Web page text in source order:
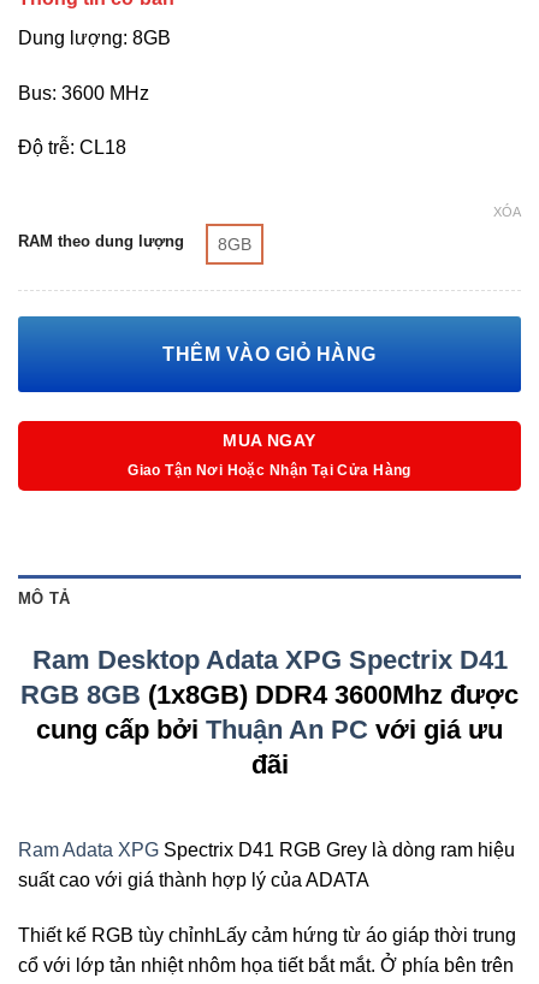
Dung lượng: 8GB
Bus: 3600 MHz
Độ trễ: CL18
RAM theo dung lượng 8GB
XÓA
THÊM VÀO GIỎ HÀNG
MUA NGAY
Giao Tận Nơi Hoặc Nhận Tại Cửa Hàng
MÔ TẢ
Ram Desktop Adata XPG Spectrix D41
RGB 8GB (1x8GB) DDR4 3600Mhz được
cung cấp bởi Thuận An PC với giá ưu
đãi
Ram Adata XPG Spectrix D41 RGB Grey là dòng ram hiệu
suất cao với giá thành hợp lý của ADATA
Thiết kế RGB tùy chỉnhLấy cảm hứng từ áo giáp thời trung
cổ với lớp tản nhiệt nhôm họa tiết bắt mắt. Ở phía bên trên